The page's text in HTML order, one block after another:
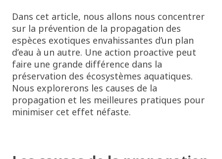
Dans cet article, nous allons nous concentrer
sur la prévention de la propagation des
espèces exotiques envahissantes d’un plan
d’eau à un autre. Une action proactive peut
faire une grande différence dans la
préservation des écosystèmes aquatiques.
Nous explorerons les causes de la
propagation et les meilleures pratiques pour
minimiser cet effet néfaste.